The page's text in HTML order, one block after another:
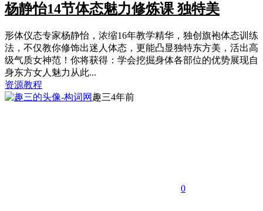
杨静怡14节体态魅力修炼课 独特美
形体仪态专家杨静怡，浓缩16年教学精华，独创旗袍体态训练
法，不仅教你修饰出迷人体态，更能凸显独特东方美，活出高
级气质女神范！你将获得：学会挖掘身体各部位的优势展现自
身东方女人魅力从此...
资源教程
趣三4年前
0